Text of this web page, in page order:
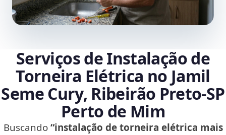
Serviços de Instalação de
Torneira Elétrica no Jamil
Seme Cury, Ribeirão Preto‑SP
Perto de Mim
Buscando“instalação de torneira elétrica mais